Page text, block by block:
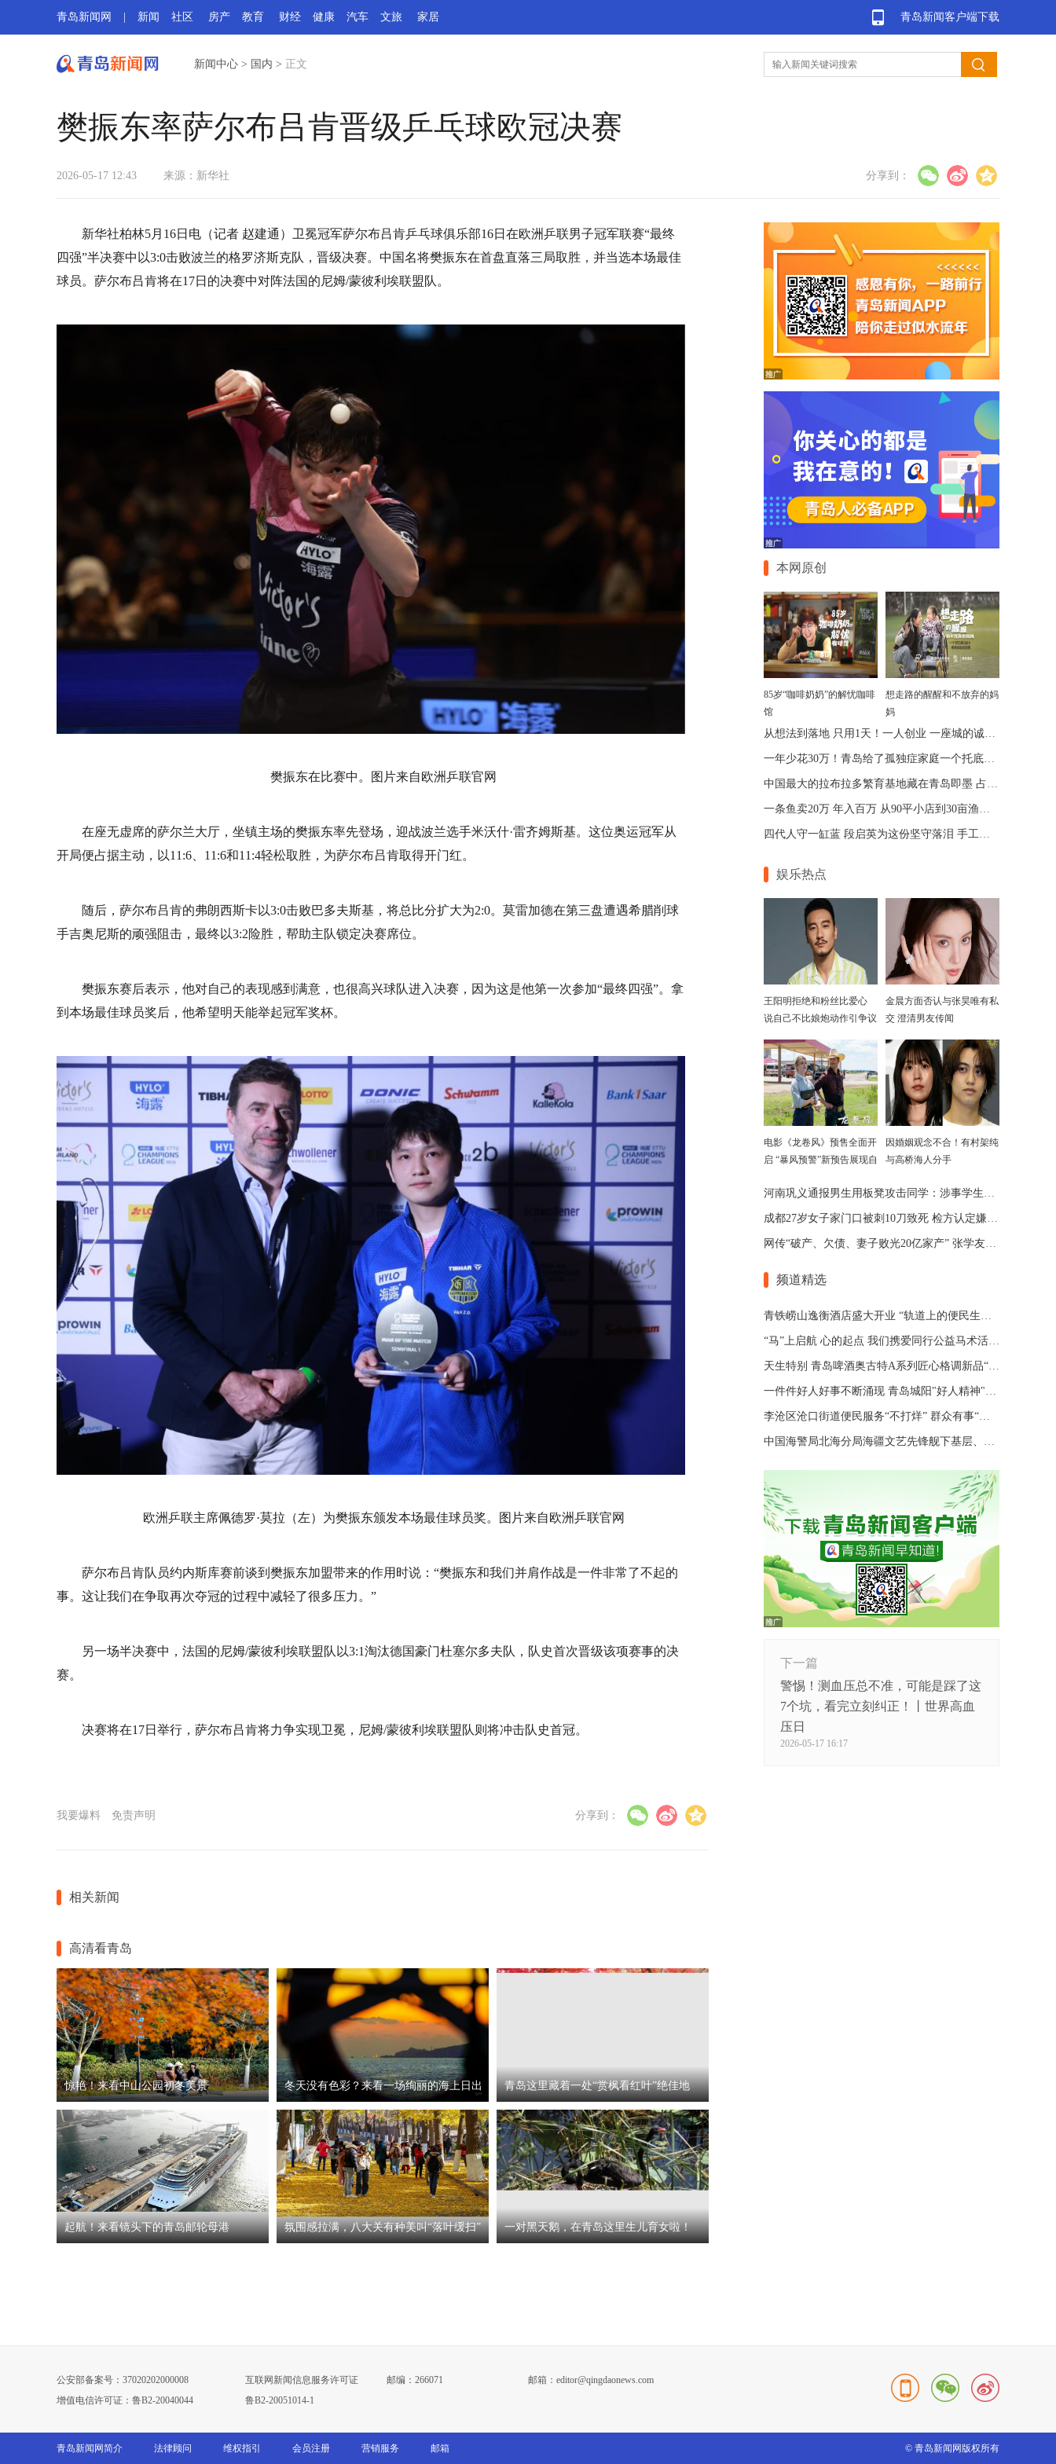
青岛新闻客户端下载
青岛新闻网 新闻 社区 房产 教育 财经 健康 汽车 文旅 家居
新闻中心 > 国内 > 正文
樊振东率萨尔布吕肯晋级乒乓球欧冠决赛
2026-05-17 12:43 来源：​新华社 分享到：
新华社柏林5月16日电（记者 赵建通）卫冕冠军萨尔布吕肯乒乓球俱乐部16日在欧洲乒联男子冠军联赛“最终
四强”半决赛中以3:0击败波兰的格罗济斯克队，晋级决赛。中国名将樊振东在首盘直落三局取胜，并当选本场最佳
球员。萨尔布吕肯将在17日的决赛中对阵法国的尼姆/蒙彼利埃联盟队。
樊振东在比赛中。图片来自欧洲乒联官网
在座无虚席的萨尔兰大厅，坐镇主场的樊振东率先登场，迎战波兰选手米沃什·雷齐姆斯基。这位奥运冠军从
开局便占据主动，以11:6、11:6和11:4轻松取胜，为萨尔布吕肯取得开门红。
随后，萨尔布吕肯的弗朗西斯卡以3:0击败巴多夫斯基，将总比分扩大为2:0。莫雷加德在第三盘遭遇希腊削球
手吉奥尼斯的顽强阻击，最终以3:2险胜，帮助主队锁定决赛席位。
樊振东赛后表示，他对自己的表现感到满意，也很高兴球队进入决赛，因为这是他第一次参加“最终四强”。拿
到本场最佳球员奖后，他希望明天能举起冠军奖杯。
欧洲乒联主席佩德罗·莫拉（左）为樊振东颁发本场最佳球员奖。图片来自欧洲乒联官网
萨尔布吕肯队员约内斯库赛前谈到樊振东加盟带来的作用时说：“樊振东和我们并肩作战是一件非常了不起的
事。这让我们在争取再次夺冠的过程中减轻了很多压力。”
另一场半决赛中，法国的尼姆/蒙彼利埃联盟队以3:1淘汰德国豪门杜塞尔多夫队，队史首次晋级该项赛事的决
赛。
决赛将在17日举行，萨尔布吕肯将力争实现卫冕，尼姆/蒙彼利埃联盟队则将冲击队史首冠。
我要爆料 免责声明 分享到：
相关新闻
高清看青岛
惊艳！来看中山公园初冬美景 冬天没有色彩？来看一场绚丽的海上日出 青岛这里藏着一处“赏枫看红叶”绝佳地
起航！来看镜头下的青岛邮轮母港 氛围感拉满，八大关有种美叫“落叶缓扫” 一对黑天鹅，在青岛这里生儿育女啦！
本网原创
85岁“咖啡奶奶”的解忧咖啡
馆
想走路的醒醒和不放弃的妈
妈
从想法到落地 只用1天！一人创业 一座城的诚意 青岛让“一人公司”跑出加速度
一年少花30万！青岛给了孤独症家庭一个托底的答案
中国最大的拉布拉多繁育基地藏在青岛即墨 占地75亩年入七位数
一条鱼卖20万 年入百万 从90平小店到30亩渔场 青岛“锦鲤大王”带动乡邻增收
四代人守一缸蓝 段启英为这份坚守落泪 手工的温度机器给不了
娱乐热点
王阳明拒绝和粉丝比爱心
说自己不比娘炮动作引争议
金晨方面否认与张昊唯有私
交 澄清男友传闻
电影《龙卷风》预售全面开
启 “暴风预警”新预告展现自
因婚姻观念不合！有村架纯
与高桥海人分手
河南巩义通报男生用板凳攻击同学：涉事学生已被劝退
成都27岁女子家门口被刺10刀致死 检方认定嫌犯患精神分裂
网传“破产、欠债、妻子败光20亿家产” 张学友回应了
频道精选
青铁崂山逸衡酒店盛大开业 “轨道上的便民生活圈”渐行渐近
“马”上启航 心的起点 我们携爱同行公益马术活动 在青岛博洋马术俱乐部举办
天生特别 青岛啤酒奥古特A系列匠心格调新品“特别”登场
一件件好人好事不断涌现 青岛城阳"好人精神"擦亮城市文明底色
李沧区沧口街道便民服务“不打烊” 群众有事“随时办”
中国海警局北海分局海疆文艺先锋舰下基层、进码头、上海岛巡演
下一篇
警惕！测血压总不准，可能是踩了这
7个坑，看完立刻纠正！丨世界高血
压日
2026-05-17 16:17
公安部备案号：37020202000008 互联网新闻信息服务许可证 邮编：266071
邮箱：editor@qingdaonews.com
增值电信许可证：鲁B2-20040044
鲁B2-20051014-1
© 青岛新闻网版权所有
青岛新闻网简介 法律顾问 维权指引 会员注册 营销服务 邮箱